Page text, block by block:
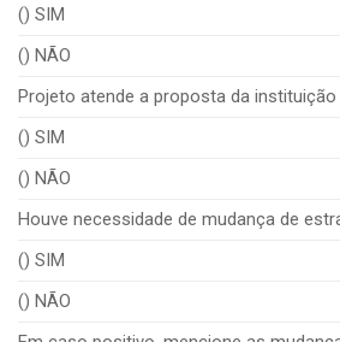
() SIM
() NÃO
Projeto atende a proposta da instituição
() SIM
() NÃO
Houve necessidade de mudança de
() SIM
() NÃO